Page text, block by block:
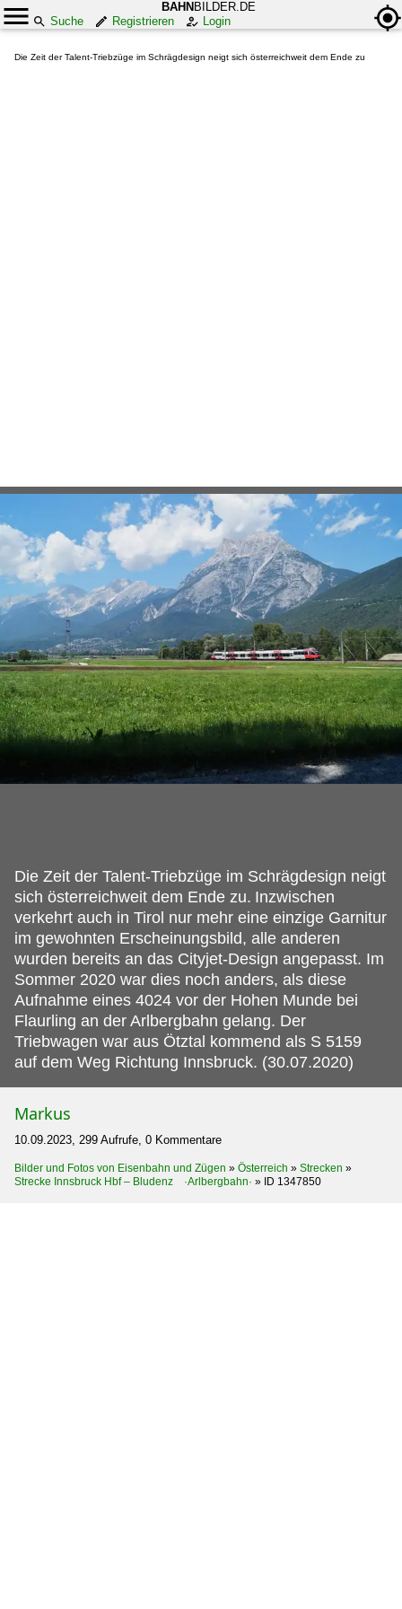
BAHN BILDER.DE
Suche
Registrieren Login
Die Zeit der Talent-Triebzüge im Schrägdesign neigt sich österreichweit dem Ende zu
Die Zeit der Talent-Triebzüge im Schrägdesign neigt
sich österreichweit dem Ende zu. Inzwischen
verkehrt auch in Tirol nur mehr eine einzige Garnitur
im gewohnten Erscheinungsbild, alle anderen
wurden bereits an das Cityjet-Design angepasst. Im
Sommer 2020 war dies noch anders, als diese
Aufnahme eines 4024 vor der Hohen Munde bei
Flaurling an der Arlbergbahn gelang. Der
Triebwagen war aus Ötztal kommend als S 5159
auf dem Weg Richtung Innsbruck. (30.07.2020)
Markus
10.09.2023, 299 Aufrufe, 0 Kommentare
Bilder und Fotos von Eisenbahn und Zügen » Österreich » Strecken »
Strecke Innsbruck Hbf – Bludenz ·Arlbergbahn· » ID 1347850